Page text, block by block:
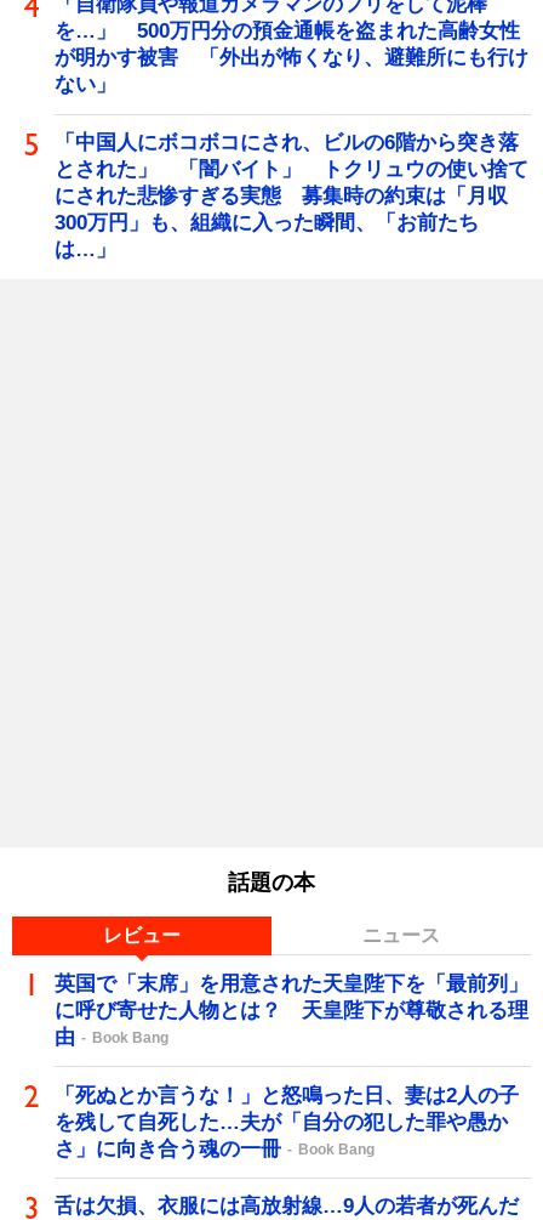
「自衛隊員や報道カメラマンのフリをして泥棒
を…」 500万円分の預金通帳を盗まれた高齢女性
が明かす被害 「外出が怖くなり、避難所にも行け
ない」
「中国人にボコボコにされ、ビルの6階から突き落
とされた」 「闇バイト」 トクリュウの使い捨て
にされた悲惨すぎる実態 募集時の約束は「月収
300万円」も、組織に入った瞬間、「お前たち
は…」
話題の本
レビュー ニュース
英国で「末席」を用意された天皇陛下を「最前列」
に呼び寄せた人物とは？ 天皇陛下が尊敬される理
由
Book Bang
「死ぬとか言うな！」と怒鳴った日、妻は2人の子
を残して自死した…夫が「自分の犯した罪や愚か
さ」に向き合う魂の一冊
Book Bang
舌は欠損、衣服には高放射線…9人の若者が死んだ